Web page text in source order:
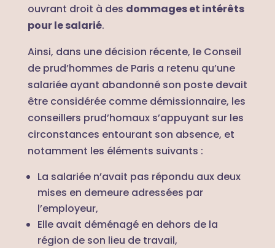
ouvrant droit à des dommages et intérêts
pour le salarié.
Ainsi, dans une décision récente, le Conseil
de prud’hommes de Paris a retenu qu’une
salariée ayant abandonné son poste devait
être considérée comme démissionnaire, les
conseillers prud’homaux s’appuyant sur les
circonstances entourant son absence, et
notamment les éléments suivants :
La salariée n’avait pas répondu aux deux
mises en demeure adressées par
l’employeur,
Elle avait déménagé en dehors de la
région de son lieu de travail,